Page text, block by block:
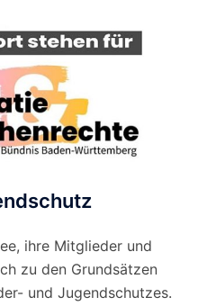
ihre Mitglieder und
zu den Grundsätzen
und Jugendschutzes.